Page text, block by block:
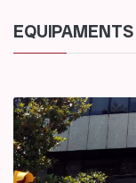
EQUIPAMENTS